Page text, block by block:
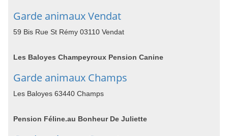
Garde animaux Vendat
59 Bis Rue St Rémy 03110 Vendat
Les Baloyes Champeyroux Pension Canine
Garde animaux Champs
Les Baloyes 63440 Champs
Pension Féline.au Bonheur De Juliette